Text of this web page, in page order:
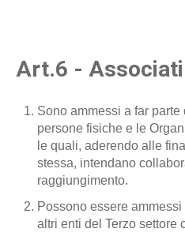
Art.6 - Associati
Sono ammessi a far
persone fisiche e le
le quali, aderendo alle
stessa, intendano
raggiungimento.
Possono essere
altri enti del Terzo settore